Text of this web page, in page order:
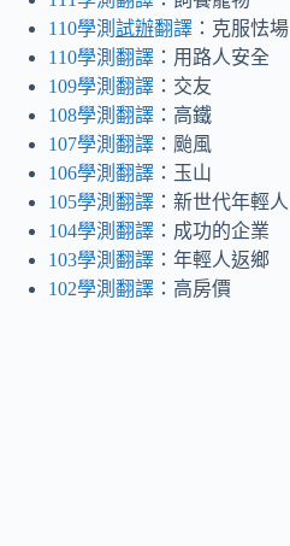
110學測 試辦翻譯 ：克服怯場
110學測翻譯 ：用路人安全
109學測翻譯 ：交友
108學測翻譯 ：高鐵
107學測翻譯 ：颱風
106學測翻譯 ：玉山
105學測翻譯 ：新世代年輕人
104學測翻譯 ：成功的企業
103學測翻譯 ：年輕人返鄉
102學測翻譯 ：高房價